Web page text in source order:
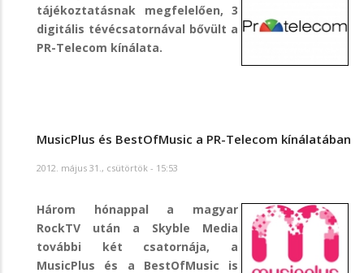
tájékoztatásnak megfelelően, 3
digitális tévécsatornával bővült a
PR-Telecom kínálata.
MusicPlus és BestOfMusic a PR-Telecom kínálatában
2012. május 31., csütörtök - 15:53
Három hónappal a magyar
RockTV után a Skyble Media
további két csatornája, a
MusicPlus és a BestOfMusic is